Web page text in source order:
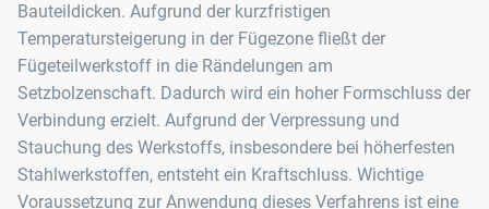
Bauteildicken. Aufgrund der kurzfristigen
Temperatursteigerung in der Fügezone fließt der
Fügeteilwerkstoff in die Rändelungen am
Setzbolzenschaft. Dadurch wird ein hoher Formschluss der
Verbindung erzielt. Aufgrund der Verpressung und
Stauchung des Werkstoffs, insbesondere bei höherfesten
Stahlwerkstoffen, entsteht ein Kraftschluss. Wichtige
Voraussetzung zur Anwendung dieses Verfahrens ist eine